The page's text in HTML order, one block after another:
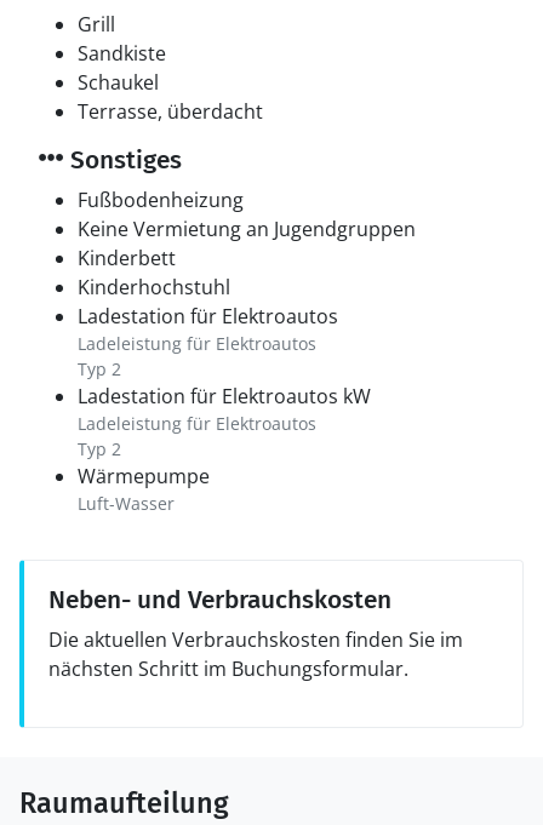
Multimedien
1 Smart-TV. Radio.1 Bluetooth-Lautsprecher.
Mindestens 4 dänische Fernsehsender. 1-3
Fernsehsender. Mindestens 4 deutsche
Fernsehsender. 1-3 englische Fernsehsender. Es steht
kabellose Internetverbindung zur Verfügung.
Hobbyraum
Hobbyraum mit: Dart.
Whirlpool
Im Hot Tub für 6 Personen können Sie den Aufenthalt
im Freien genießen.
Grill
Sandkiste
Schaukel
Terrasse, überdacht
Sonstiges
Fußbodenheizung
Keine Vermietung an Jugendgruppen
Kinderbett
Kinderhochstuhl
Ladestation für Elektroautos
Ladeleistung für Elektroautos
Typ 2
Ladestation für Elektroautos kW
Ladeleistung für Elektroautos
Typ 2
Wärmepumpe
Luft-Wasser
Neben- und Verbrauchskosten
Die aktuellen Verbrauchskosten finden Sie im
nächsten Schritt im Buchungsformular.
Raumaufteilung